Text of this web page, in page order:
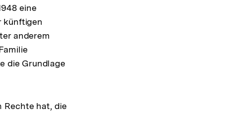
eine
künftigen
anderem
die Grundlage
Rechte hat, die